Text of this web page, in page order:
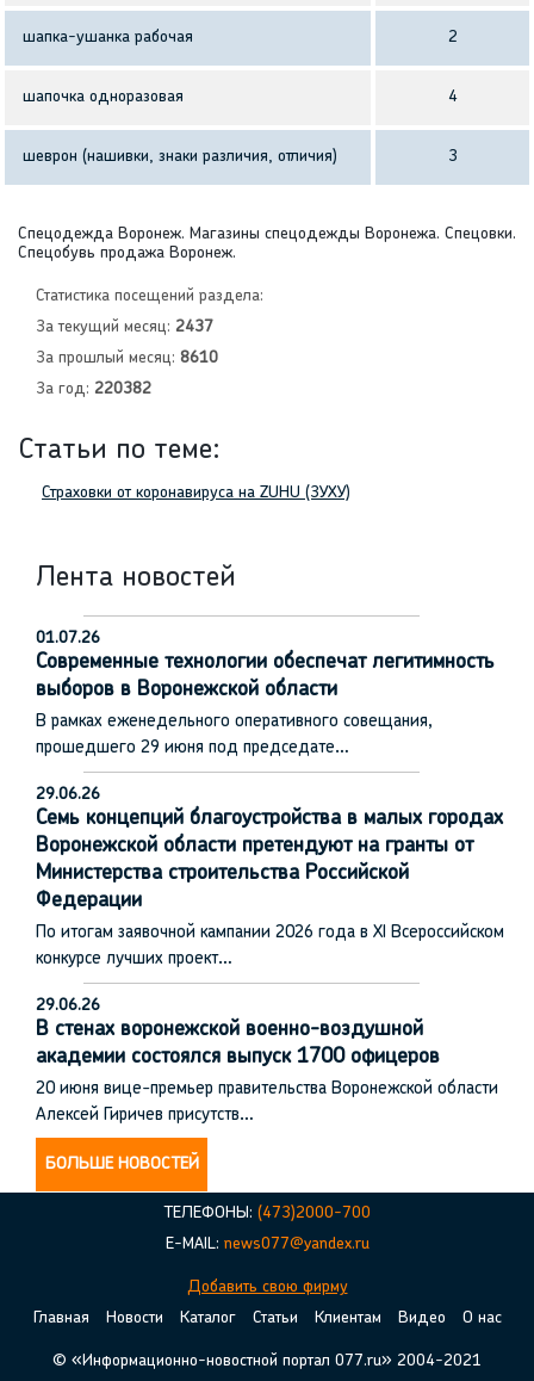
шапка-ушанка рабочая 2
шапочка одноразовая 4
шеврон (нашивки, знаки различия, отличия) 3
Спецодежда Воронеж. Магазины спецодежды Воронежа. Спецовки.
Спецобувь продажа Воронеж.
Статистика посещений раздела:
За текущий месяц: 2437
За прошлый месяц: 8610
За год: 220382
Статьи по теме:
Страховки от коронавируса на ZUHU (ЗУХУ)
Лента новостей
01.07.26
Современные технологии обеспечат легитимность
выборов в Воронежской области
В рамках еженедельного оперативного совещания,
прошедшего 29 июня под председате…
29.06.26
Семь концепций благоустройства в малых городах
Воронежской области претендуют на гранты от
Министерства строительства Российской
Федерации
По итогам заявочной кампании 2026 года в XI Всероссийском
конкурсе лучших проект…
29.06.26
В стенах воронежской военно-воздушной
академии состоялся выпуск 1700 офицеров
20 июня вице-премьер правительства Воронежской области
Алексей Гиричев присутств…
БОЛЬШЕ НОВОСТЕЙ
ТЕЛЕФОНЫ: (473)2000-700
E-MAIL: news077@yandex.ru
Добавить свою фирму
Главная
Новости Каталог Статьи Клиентам Видео О нас
© «Информационно-новостной портал 077.ru» 2004-2021